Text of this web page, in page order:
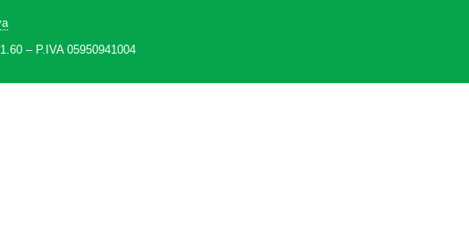
– P.IVA 05950941004